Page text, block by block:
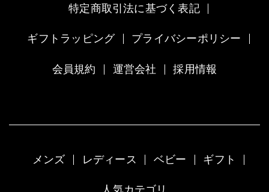
特定商取引法に基づく表記
ギフトラッピング プライバシーポリシー
会員規約 運営会社 採用情報
メンズ レディース ベビー ギフト